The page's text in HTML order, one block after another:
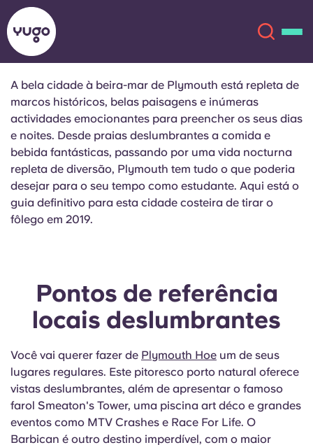
Sobre
Localizações
Mais
Conta Língua
English (GB)
English (US)
Español
Selecione um país
Selecione uma cidade
Selecione uma residência
Iniciar sessão
Reservar agora
English (GB)
English (US)
Chinese Español
Portuguese
A bela cidade à beira-mar de Plymouth está repleta de
marcos históricos, belas paisagens e inúmeras
actividades emocionantes para preencher os seus dias
e noites. Desde praias deslumbrantes a comida e
bebida fantásticas, passando por uma vida nocturna
repleta de diversão, Plymouth tem tudo o que poderia
desejar para o seu tempo como estudante. Aqui está o
guia definitivo para esta cidade costeira de tirar o
fôlego em 2019.
Pontos de referência
locais deslumbrantes
Você vai querer fazer de Plymouth Hoe um de seus
lugares regulares. Este pitoresco porto natural oferece
vistas deslumbrantes, além de apresentar o famoso
farol Smeaton's Tower, uma piscina art déco e grandes
eventos como MTV Crashes e Race For Life. O
Barbican é outro destino imperdível, com o maior